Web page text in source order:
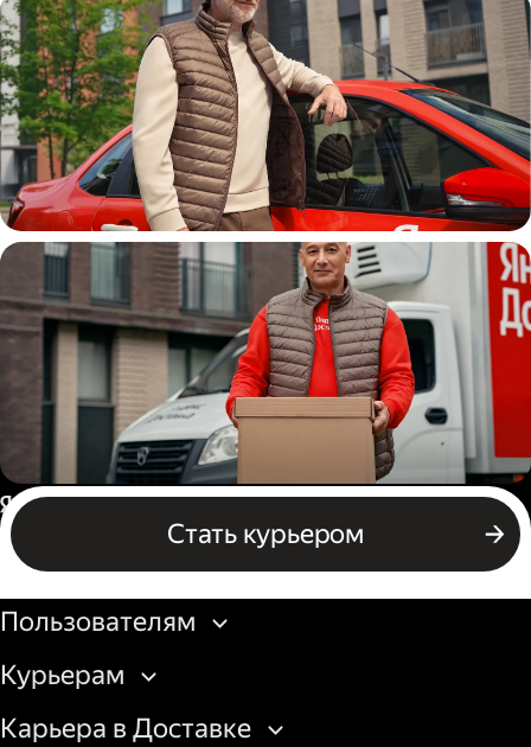
Автокурьер
Водитель грузового авто
Стать курьером
Россия
Бизнесу
Пользователям
Курьерам
Карьера в Доставке